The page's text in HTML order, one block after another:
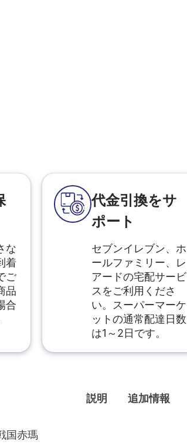
な
着
ご
品
合
代金引換をサ
ポート
セブンイレブン、ホ
ールファミリー、レ
アードの宅配サービ
スをご利用くださ
い。スーパーマーケ
ットの通常配達日数
は1～2日です。
国赤瑪
説明 追加情報